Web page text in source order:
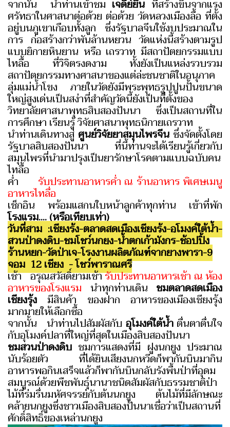
จากนั้น นำท่านเข้าชม เจดีย์ยืน ที่สร้างขึ้นจากแรง
ศรัทธาในศาสนาต่อด้วย ต่อด้วย วัดหลวงเมืองลื้อ ที่ตั้ง
อยู่บนภูเขาเกือบทั้งลูก ซึ่งรัฐบาลจีนใช้งบประมาณใน
การ ก่อสร้างกว่าพันล้านหยวน วัดแห่งนี้สร้างตามรูป
แบบยิกายหินยาน หรือ เถรวาท มีสถาปัตยกรรมแบบ
ไทลื้อ ที่วิจิตรงดงาม ทั้งยังเป็นแหล่งรวบรวม
สถาปัตยกรรมทางศาสนาของแต่ล่ะชนชาติในอนุภาค
ลุ่มแม่น้ำโขง ภายในวัดยังมีพระพุทธรูปปูนปั้นขนาด
ใหญ่สูงเด่นเป็นสง่าที่สำคัญวัดนี้ยังเป็นที่ตั้งของ
วิทยาลัยศาสนาพุทธสิบสองปันนา ซึ่งเป็นสถานที่ใน
การศึกษา เรียนรู้ วิจัยศาสนาพุทธนิกายเถรวาท
นำท่านเดินทางสู่ ศูนย์วิจัยยาสมุนไพรจีน ซึ่งจัดตั้งโดย
รัฐบาลสิบสองปันนา ที่นี้ท่านจะได้เรียนรู้เกี่ยวกับ
สมุนไพรที่นำมาปรุงเป็นยารักษาโรคตามแบบฉบับคน
ไทลื้อ
ค่ำ รับประทานอาหารค่ำ ณ ร้านอาหาร พิเศษเมนู
อาหารไทลื่อ
เช็กอิน พร้อมแสกนใบหน้าลูกค้าทุกท่าน เข้าที่พัก
โรงแรม.... (หรือเทียบเท่า)
วันที่สาม :เชียงรุ้ง-ตลาดสดเมืองเชียงรุ้ง-อุโมงค์ใต้น้ำ-
สวนป่าดงดิบ-ชมโชว์นกยูง-น้ำตกเก้ามังกร-ช้อปปิ้ง
ร้านหยก-วัดป่าเจ-โรงงานผลิตภัณฑ์จากยางพารา-9
จอม 12 เชียง - โชว์พาราณศรี
เช้า อรุณสวัสดิ์ยามเช้ารับประทานอาหารเช้า ณ ห้อง
อาหารของโรงแรม นำทุกท่านเดิน ชมตลาดสดเมือง
เชียงรุ้ง มีสินค้า ของฝาก อาหารของเมืองเชียงรุ้ง
มากมายให้เลือกซื้อ
จากนั้น นำท่านไปสัมผัสกับ อุโมงค์ใต้น้ำตื่นตาตื่นใจ
กับอุโมงค์ปลาที่ใหญ่ที่สุดในเมืองสิบสองปันนา
ชมสวนป่าดงดิบ ชมการแสดงที่มี ฝูงนกยูง ประมาณ
นับร้อยตัว ที่ได้ยินเสียงนกหวีดก็พากันบินมากิน
อาหารพอกินเสร็จแล้วก็พากันบินกลับรังพื้นป่าที่อุดม
สมบูรณ์ด้วยพืชพันธุ์นานาชนิดสัมผัสกับธรรมชาติป่า
ไม้ที่ร่มรื่นมหัศจรรย์กับต้นนกยูง ต้นไม้ที่มีลักษณะ
คล้ายนกยูงซึ่งชาวเมืองสิบสองปันนาเชื่อว่าเป็นสถานที่
ศักดิ์สิทธิ์ของเหล่านกยูง